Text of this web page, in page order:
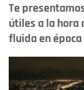
Te
útiles a la hora
fluida en